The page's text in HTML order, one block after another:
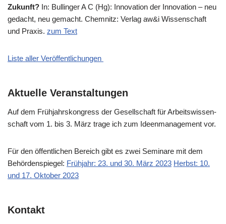
Zukunft? In: Bul­lin­ger A C (Hg): Inno­va­ti­on der Inno­va­ti­on – neu
gedacht, neu gemacht. Chem­nitz: Ver­lag aw&i Wis­sen­schaft
und Pra­xis. zum Text
Liste aller Veröffentlichungen
Aktuelle Veranstaltungen
Auf dem Früh­jahrs­kon­gress der Gesell­schaft für Arbeits­wis­sen­
schaft vom 1. bis 3. März tra­ge ich zum Ideen­ma­nage­ment vor.
Für den öffent­li­chen Bereich gibt es zwei Semi­na­re mit dem
Behör­den­spie­gel: Früh­jahr: 23. und 30. März 2023 Herbst: 10.
und 17. Okto­ber 2023
Kontakt